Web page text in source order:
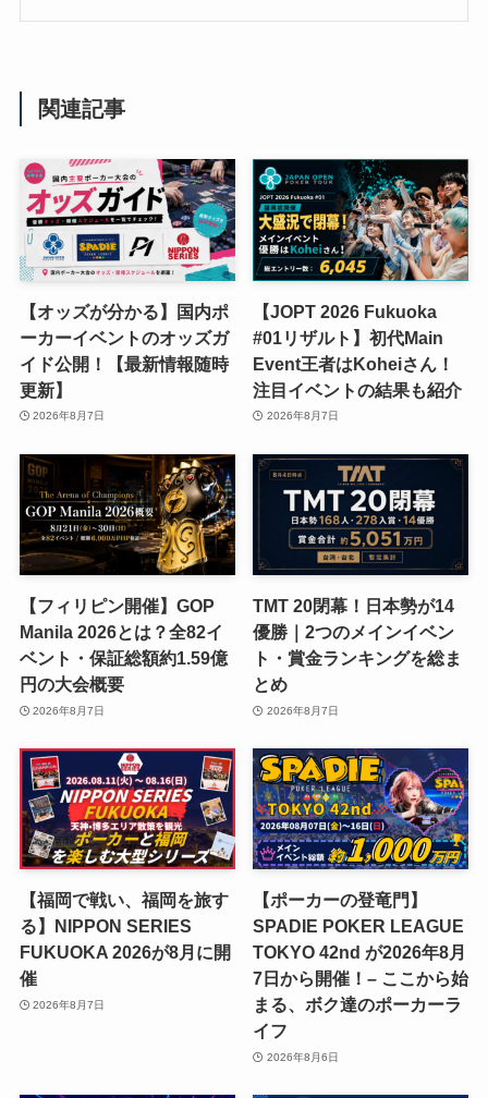
関連記事
【オッズが分かる】国内ポ
ーカーイベントのオッズガ
イド公開！【最新情報随時
更新】
2026年8月7日
【JOPT 2026 Fukuoka
#01リザルト】初代Main
Event王者はKoheiさん！
注目イベントの結果も紹介
2026年8月7日
【フィリピン開催】GOP
Manila 2026とは？全82イ
ベント・保証総額約1.59億
円の大会概要
2026年8月7日
TMT 20閉幕！日本勢が14
優勝｜2つのメインイベン
ト・賞金ランキングを総ま
とめ
2026年8月7日
【福岡で戦い、福岡を旅す
る】NIPPON SERIES
FUKUOKA 2026が8月に開
催
2026年8月7日
【ポーカーの登竜門】
SPADIE POKER LEAGUE
TOKYO 42nd が2026年8月
7日から開催！– ここから始
まる、ボク達のポーカーラ
イフ
2026年8月6日